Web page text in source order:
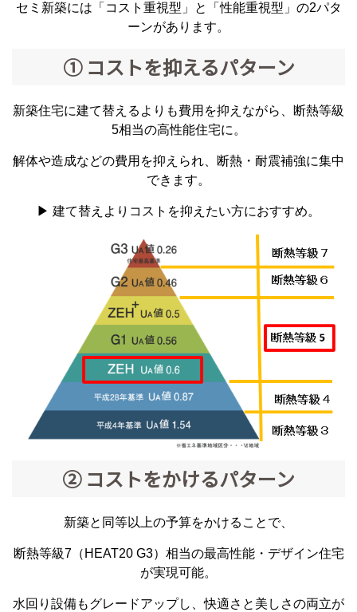
セミ新築には「コスト重視型」と「性能重視型」の2パタ
ーンがあります。
① コストを抑えるパターン
新築住宅に建て替えるよりも費用を抑えながら、断熱等級
5相当の高性能住宅に。
解体や造成などの費用を抑えられ、断熱・耐震補強に集中
できます。
▶ 建て替えよりコストを抑えたい方におすすめ。
② コストをかけるパターン
新築と同等以上の予算をかけることで、
断熱等級7（HEAT20 G3）相当の最高性能・デザイン住宅
が実現可能。
水回り設備もグレードアップし、快適さと美しさの両立が